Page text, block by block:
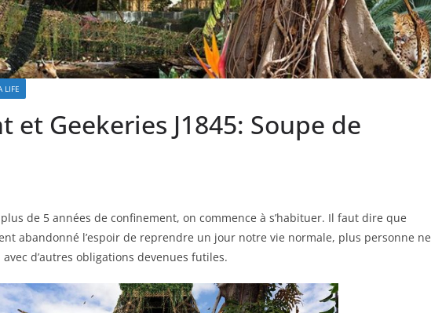
LIFE
et Geekeries J1845: Soupe de
de 5 années de confinement, on commence à s’habituer. Il faut dire que
abandonné l’espoir de reprendre un jour notre vie normale, plus personne ne
avec d’autres obligations devenues futiles.